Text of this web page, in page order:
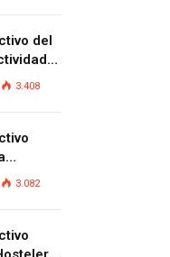
del
de la
3.408
3.082